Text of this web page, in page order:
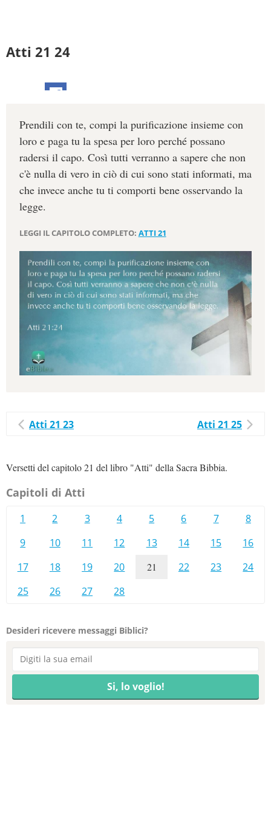
Atti 21 24
Prendili con te, compi la purificazione insieme con
loro e paga tu la spesa per loro perché possano
radersi il capo. Così tutti verranno a sapere che non
c'è nulla di vero in ciò di cui sono stati informati, ma
che invece anche tu ti comporti bene osservando la
legge.
LEGGI IL CAPITOLO COMPLETO: ATTI 21
Atti 21 23 Atti 21 25
Versetti del capitolo 21 del libro "Atti" della Sacra Bibbia.
Capitoli di Atti
1 2 3 4 5 6 7
8
9
10 11 12 13 14 15
16
17
18 19 20 21 22 23
24
25
26 27 28
Desideri ricevere messaggi Biblici?